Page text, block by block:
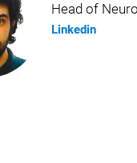
Head of
Linkedin